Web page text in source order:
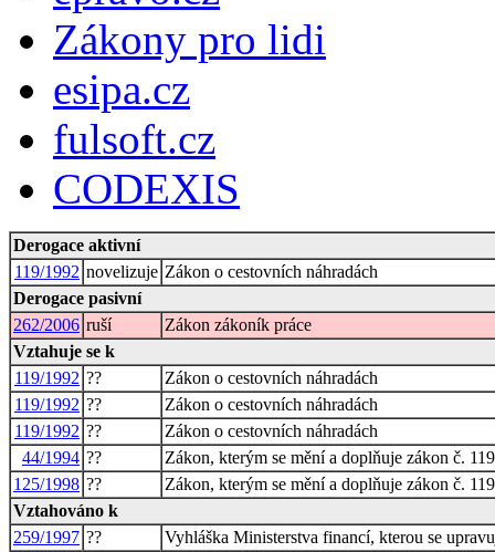
Zákony pro lidi
esipa.cz
fulsoft.cz
CODEXIS
Derogace aktivní
119/1992 novelizuje Zákon o cestovních náhradách
Derogace pasivní
262/2006 ruší
Zákon zákoník práce
Vztahuje se k
119/1992 ??
Zákon o cestovních náhradách
119/1992 ??
Zákon o cestovních náhradách
119/1992 ??
Zákon o cestovních náhradách
44/1994 ??
Zákon, kterým se mění a doplňuje zákon č.
125/1998 ??
Zákon, kterým se mění a doplňuje zákon č.
Vztahováno k
259/1997 ??
Vyhláška Ministerstva financí, kterou se